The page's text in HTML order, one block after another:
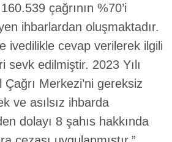
çağrının %70’i
ihbarlardan oluşmaktadır.
ivedilikle cevap verilerek ilgili
sevk edilmiştir. 2023 Yılı
Merkezi’ni gereksiz
ve asılsız ihbarda
dolayı 8 şahıs hakkında